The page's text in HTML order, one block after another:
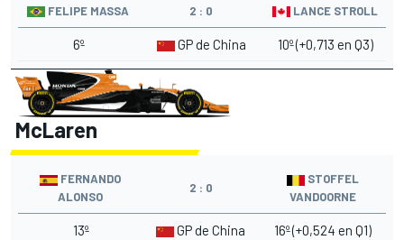
FELIPE MASSA 2 : 0 LANCE STROLL
6º GP de China 10º (+0,713 en Q3)
McLaren
FERNANDO
ALONSO
2 : 0
STOFFEL
VANDOORNE
13º GP de China 16º (+0,524 en Q1)